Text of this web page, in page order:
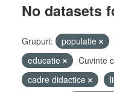
No datasets
Grupuri: populatie
educatie
Cuvinte
cadre didactice